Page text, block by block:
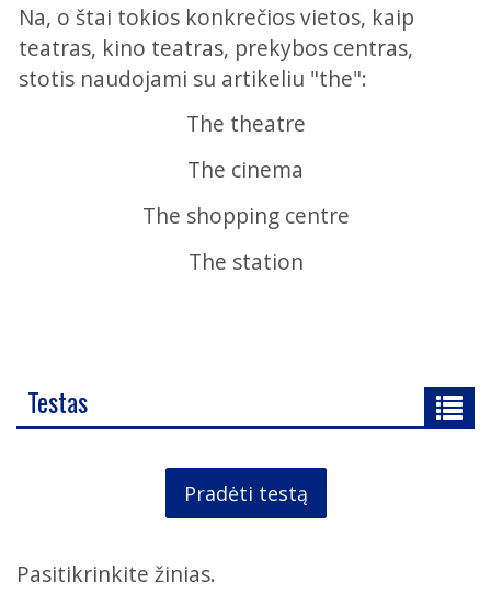
Na, o štai tokios konkrečios vietos, kaip
teatras, kino teatras, prekybos centras,
stotis naudojami su artikeliu "the":
The theatre
The cinema
The shopping centre
The station
Testas
Pradėti testą
Pasitikrinkite žinias.